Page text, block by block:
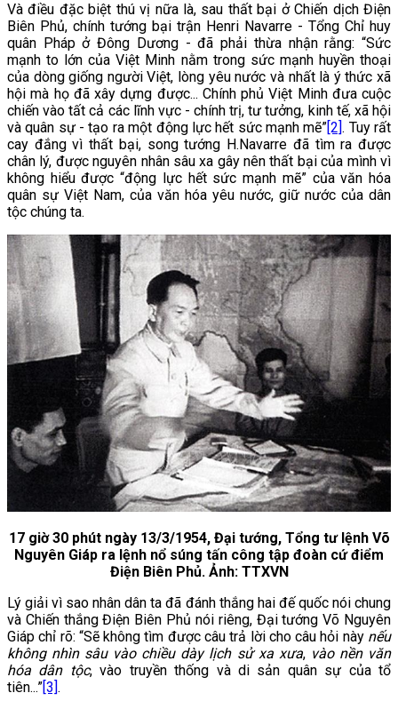
Và điều đặc biệt thú vị nữa là, sau thất bại ở Chiến dịch Điện
Biên Phủ, chính tướng bại trận Henri Navarre - Tổng Chỉ huy
quân Pháp ở Đông Dương - đã phải thừa nhận rằng: “Sức
mạnh to lớn của Việt Minh nằm trong sức mạnh huyền thoại
của dòng giống người Việt, lòng yêu nước và nhất là ý thức xã
hội mà họ đã xây dựng được... Chính phủ Việt Minh đưa cuộc
chiến vào tất cả các lĩnh vực - chính trị, tư tưởng, kinh tế, xã hội
và quân sự - tạo ra một động lực hết sức mạnh mẽ” [2]. Tuy rất
cay đắng vì thất bại, song tướng H.Navarre đã tìm ra được
chân lý, được nguyên nhân sâu xa gây nên thất bại của mình vì
không hiểu được “động lực hết sức mạnh mẽ” của văn hóa
quân sự Việt Nam, của văn hóa yêu nước, giữ nước của dân
tộc chúng ta.
17 giờ 30 phút ngày 13/3/1954, Đại tướng, Tổng tư lệnh Võ
Nguyên Giáp ra lệnh nổ súng tấn công tập đoàn cứ điểm
Điện Biên Phủ. Ảnh: TTXVN
Lý giải vì sao nhân dân ta đã đánh thắng hai đế quốc nói chung
và Chiến thắng Điện Biên Phủ nói riêng, Đại tướng Võ Nguyên
Giáp chỉ rõ: “Sẽ không tìm được câu trả lời cho câu hỏi này nếu
không nhìn sâu vào chiều dày lịch sử xa xưa, vào nền văn
hóa dân tộc, vào truyền thống và di sản quân sự của tổ
tiên...”[3].